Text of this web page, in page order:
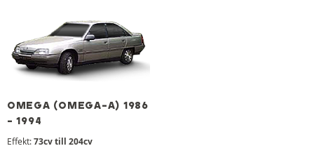
OMEGA (OMEGA-A) 1986
- 1994
Effekt:73cv till 204cv